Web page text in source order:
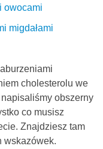
owocami
migdałami
cholesterolu we
obszerny
co musisz
Znajdziesz tam
wskazówek.